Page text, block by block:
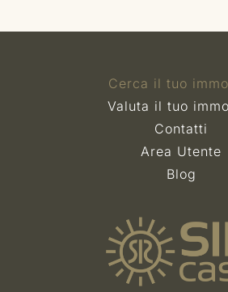
Cerca il tuo
Valuta il tuo
Contatti
Area Utente
Blog